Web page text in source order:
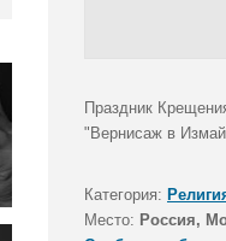
Праздник
"Вернисаж в
Категория:
Место: Россия,